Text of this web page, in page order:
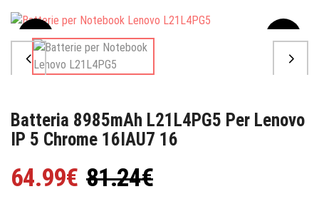
Sale
Batteria 8985mAh L21L4PG5 Per Lenovo
IP 5 Chrome 16IAU7 16
64.99€ 81.24€